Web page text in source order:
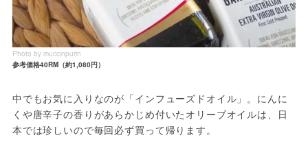
Photo by muccinpurin
参考価格40RM（約1,080円）
中でもお気に入りなのが「インフューズドオイル」。にんに
くや唐辛子の香りがあらかじめ付いたオリーブオイルは、日
本では珍しいので毎回必ず買って帰ります。